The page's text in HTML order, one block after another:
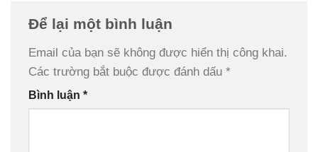
Để lại một bình luận
Email của bạn sẽ không được hiển thị công khai.
Các trường bắt buộc được đánh dấu *
Bình luận *